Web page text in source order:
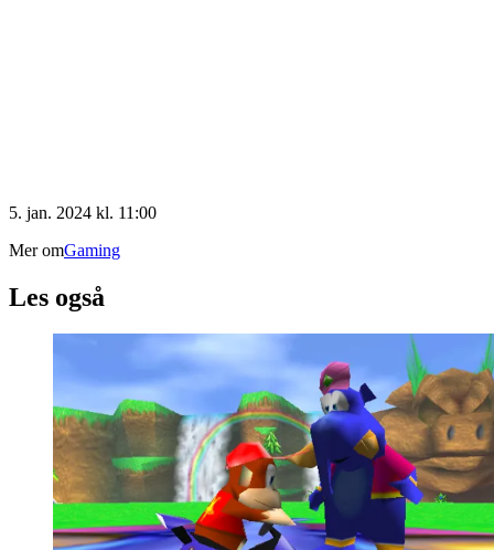
5. jan. 2024 kl. 11:00
Mer omGaming
Les også